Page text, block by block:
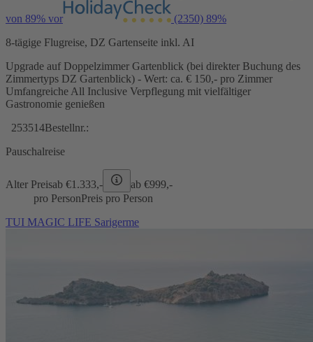
von 89% vor (2350) 89%
8-tägige Flugreise, DZ Gartenseite inkl. AI
Upgrade auf Doppelzimmer Gartenblick (bei direkter Buchung des
Zimmertyps DZ Gartenblick) - Wert: ca. € 150,- pro Zimmer
Umfangreiche All Inclusive Verpflegung mit vielfältiger
Gastronomie genießen
253514Bestellnr.:
Pauschalreise
Alter Preisab €1.333,- ab €999,-
pro PersonPreis pro Person
TUI MAGIC LIFE Sarigerme